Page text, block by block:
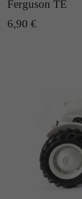
Ferguson TE
6,90 €
Zweck